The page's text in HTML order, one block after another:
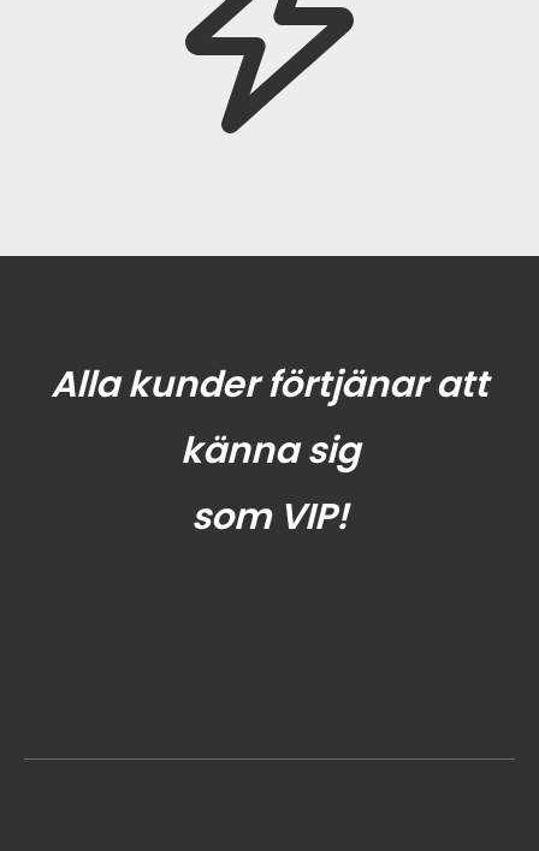
Alla kunder förtjänar att
känna sig
som VIP!